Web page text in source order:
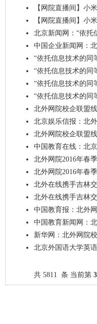
【网院直播间】小
【网院直播间】小
北京新闻网：“依托
中国企业新闻网：
“依托信息技术的同
“依托信息技术的同
“依托信息技术的同
“依托信息技术的同
北外网院校企联盟
北京娱乐信报：北
北外网院校企联盟
中国教育在线：北
北外网院2016年春
北外网院2016年春
北外在线携手吉林
北外在线携手吉林
中国教育报：北外
中国教育新闻网：
新华网：北外网院
北京外国语大学英
共 5811 条 当前第